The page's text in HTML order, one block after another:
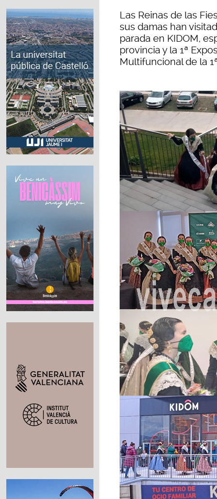
Las Reinas de las
sus damas han
parada en KIDOM,
provincia y la 1ª
Multifuncional de la